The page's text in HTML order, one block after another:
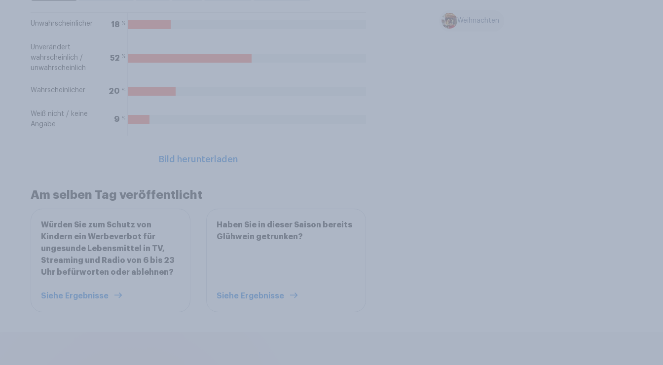
Unwahrscheinlicher 18 %
Unverändert
wahrscheinlich /
unwahrscheinlich
52 %
Wahrscheinlicher 20 %
Weiß nicht / keine
Angabe
9 %
Bild herunterladen
Weihnachten
Am selben Tag veröffentlicht
Würden Sie zum Schutz von
Kindern ein Werbeverbot für
ungesunde Lebensmittel in TV,
Streaming und Radio von 6 bis 23
Uhr befürworten oder ablehnen?
Siehe Ergebnisse
Haben Sie in dieser Saison bereits
Glühwein getrunken?
Siehe Ergebnisse